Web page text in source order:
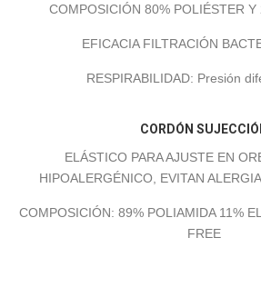
COMPOSICIÓN 80% POLIÉSTER
EFICACIA FILTRACIÓN
RESPIRABILIDAD: Presión
CORDÓN
ELÁSTICO PARA AJUSTE EN
HIPOALERGÉNICO, EVITAN
COMPOSICIÓN: 89% POLIAMIDA 11%
FREE